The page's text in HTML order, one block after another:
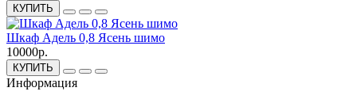
КУПИТЬ
Шкаф Адель 0,8 Ясень шимо
10000р.
КУПИТЬ
Информация